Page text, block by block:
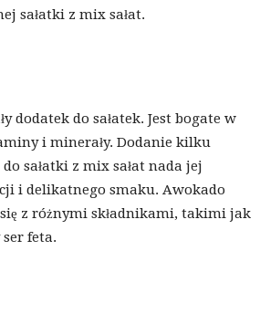
sałatki z mix sałat.
dodatek do sałatek. Jest bogate w
i minerały. Dodanie kilku
sałatki z mix sałat nada jej
i delikatnego smaku. Awokado
z różnymi składnikami, takimi jak
feta.